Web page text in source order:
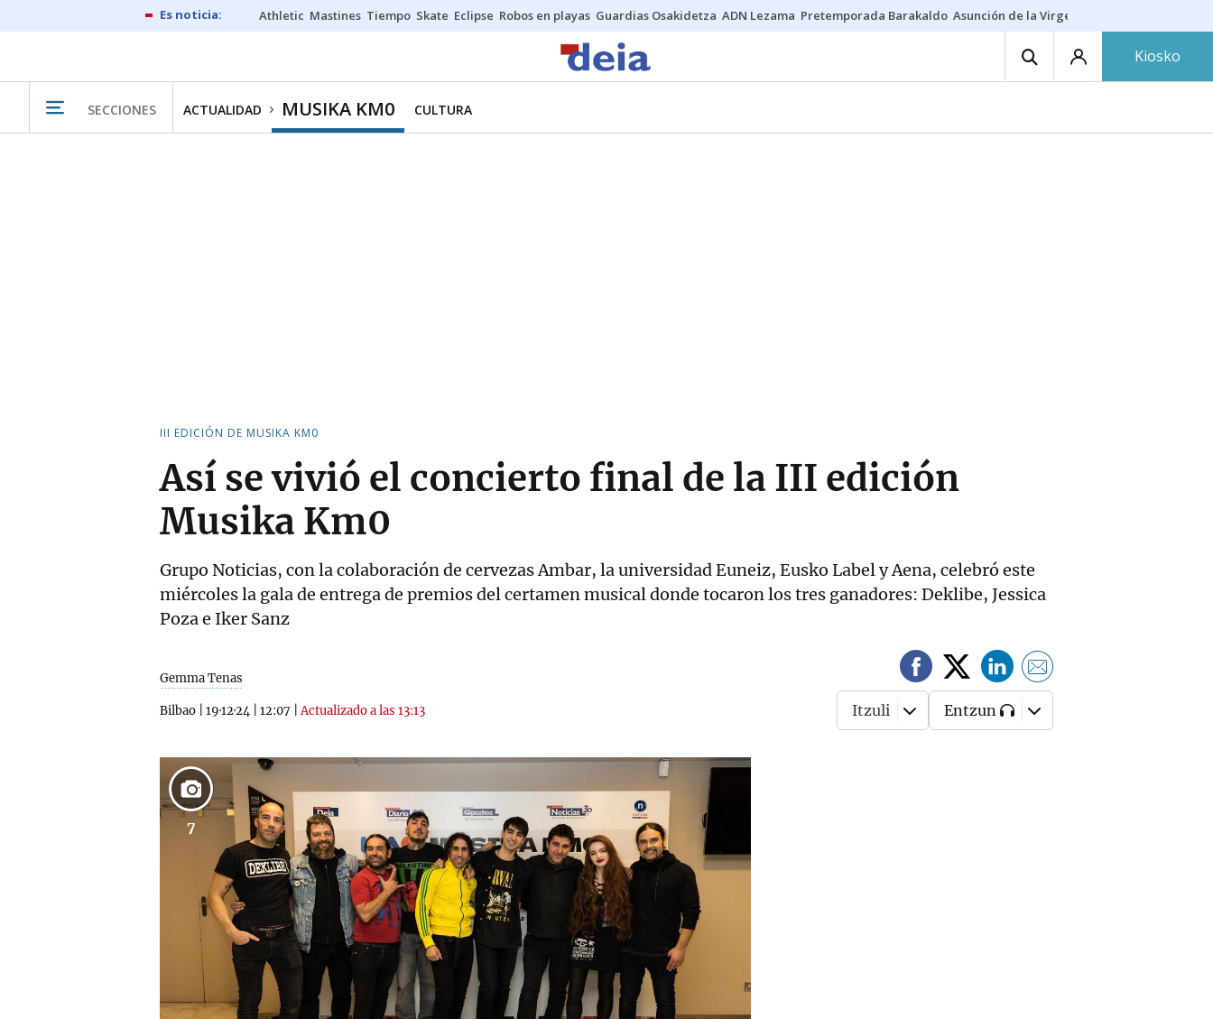
Athletic Mastines Tiempo Skate Eclipse Robos en playas Guardias Osakidetza ADN Lezama Pretemporada Barakaldo Asunción de la Virgen
Kiosko
SECCIONES ACTUALIDAD MUSIKA KM0 CULTURA
III EDICIÓN DE MUSIKA KM0
Así se vivió el concierto final de la III edición
Musika Km0
Grupo Noticias, con la colaboración de cervezas Ambar, la universidad Euneiz, Eusko Label y Aena, celebró este
miércoles la gala de entrega de premios del certamen musical donde tocaron los tres ganadores: Deklibe, Jessica
Poza e Iker Sanz
Gemma Tenas
Bilbao 19·12·24 12:07 |Actualizado a las 13:13 Itzuli Entzun
7